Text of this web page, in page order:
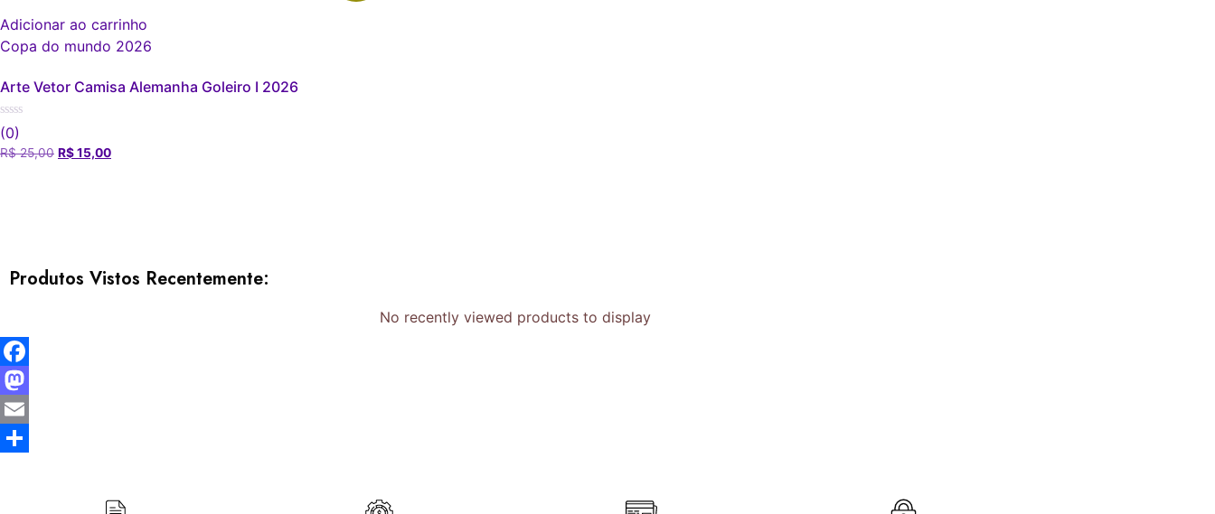
Adicionar ao carrinho
Copa do mundo 2026
Arte Vetor Camisa Alemanha Goleiro I 2026
(0)
R$25,00 R$15,00
Produtos Vistos Recentemente:
No recently viewed products to display
Facebook
Mastodon
Email